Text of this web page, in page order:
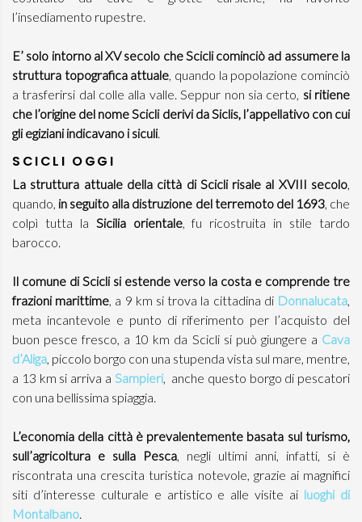
l’insediamento rupestre.
E’ solo intorno al XV secolo che Scicli cominciò ad assumere la
struttura topografica attuale, quando la popolazione cominciò
a trasferirsi dal colle alla valle. Seppur non sia certo, si ritiene
che l’origine del nome Scicli derivi da Siclis, l’appellativo con cui
gli egiziani indicavano i siculi.
SCICLI OGGI
La struttura attuale della città di Scicli risale al XVIII secolo,
quando, in seguito alla distruzione del terremoto del 1693, che
colpì tutta la Sicilia orientale, fu ricostruita in stile tardo
barocco.
Il comune di Scicli si estende verso la costa e comprende tre
frazioni marittime, a 9 km si trova la cittadina di Donnalucata,
meta incantevole e punto di riferimento per l’acquisto del
buon pesce fresco, a 10 km da Scicli si può giungere a Cava
d’Aliga, piccolo borgo con una stupenda vista sul mare, mentre,
a 13 km si arriva a Sampieri, anche questo borgo di pescatori
con una bellissima spiaggia.
L’economia della città è prevalentemente basata sul turismo,
sull’agricoltura e sulla Pesca, negli ultimi anni, infatti, si è
riscontrata una crescita turistica notevole, grazie ai magnifici
siti d’interesse culturale e artistico e alle visite ai luoghi di
Montalbano.